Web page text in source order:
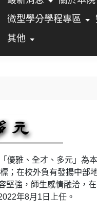
微型學分學程專區
其他
優雅、全才、多元」為
；在校外負有發揚中
堅強，師生感情融洽，
年8月1日上任。